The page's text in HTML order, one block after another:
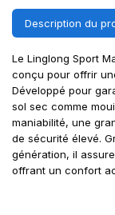
Description du
Le Linglong Sport
conçu pour offrir
Développé pour
sol sec comme
maniabilité, une
de sécurité élevé.
génération, il
offrant un confort